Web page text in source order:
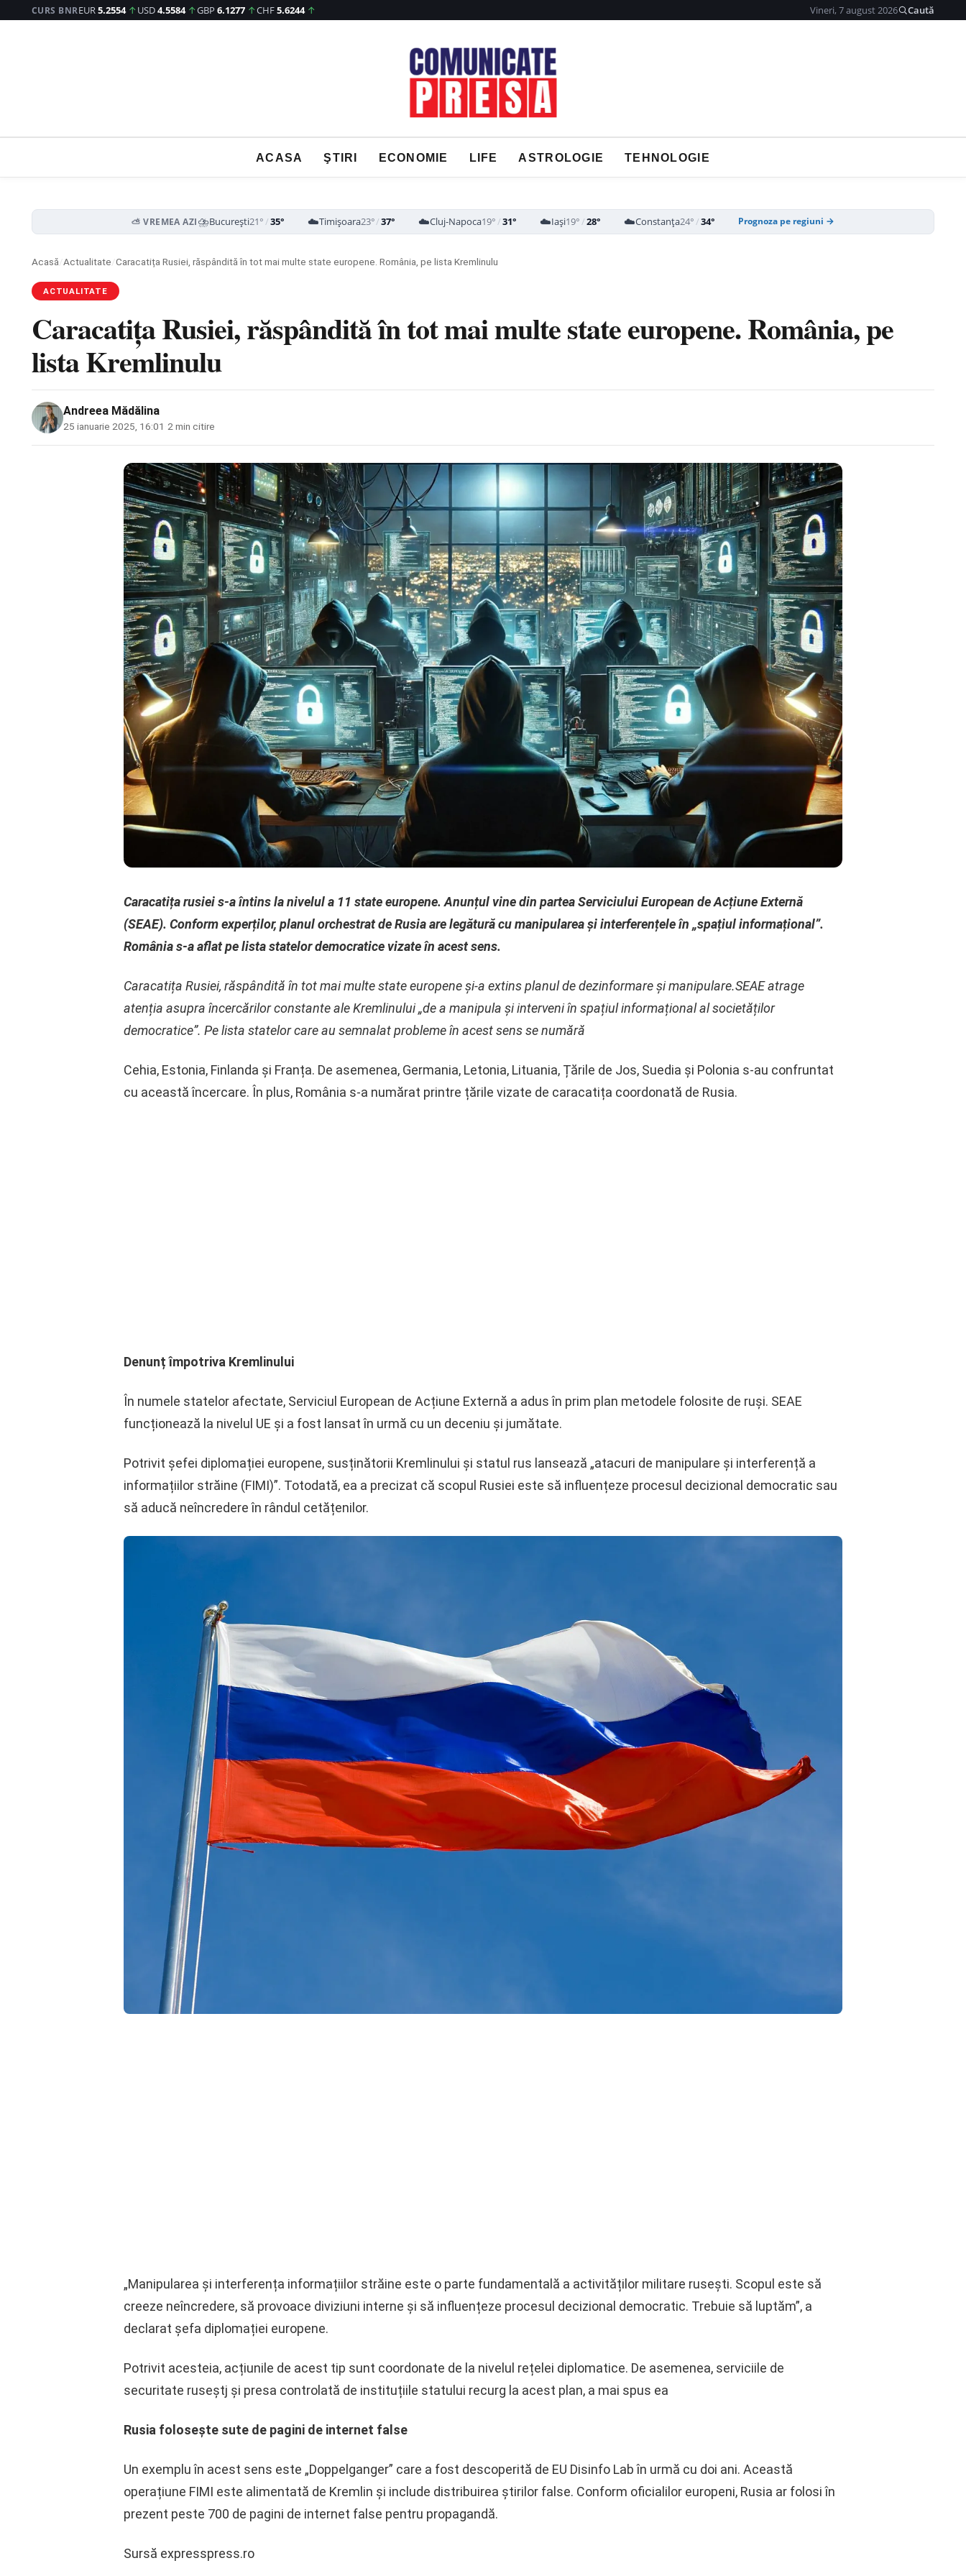
CURS BNR EUR5.2554 ↑USD4.5584 ↑GBP 6.1277 ↑CHF5.6244 ↑ Vineri, 7 august 2026 Caută
ACASA ŞTIRI ECONOMIE LIFE ASTROLOGIE TEHNOLOGIE
⛅ VREMEA AZI ⛈️București21°/35° ☁️Timișoara23°/37° ☁️Cluj-Napoca19°/31° ☁️Iași19°/28° ☁️Constanța24°/34° Prognoza pe regiuni →
Acasă/Actualitate/Caracatița Rusiei, răspândită în tot mai multe state europene. România, pe lista Kremlinulu
ACTUALITATE
Caracatița Rusiei, răspândită în tot mai multe state europene. România, pe
lista Kremlinulu
Andreea Mădălina
25 ianuarie 2025, 16:01 2 min citire
Caracatița rusiei s-a întins la nivelul a 11 state europene. Anunțul vine din partea Serviciului European de Acțiune Externă
(SEAE). Conform experților, planul orchestrat de Rusia are legătură cu manipularea și interferențele în „spațiul informațional”.
România s-a aflat pe lista statelor democratice vizate în acest sens.
Caracatița Rusiei, răspândită în tot mai multe state europene și-a extins planul de dezinformare și manipulare.SEAE atrage
atenția asupra încercărilor constante ale Kremlinului „de a manipula și interveni în spațiul informațional al societăților
democratice”. Pe lista statelor care au semnalat probleme în acest sens se numără
Cehia, Estonia, Finlanda și Franța. De asemenea, Germania, Letonia, Lituania, Țările de Jos, Suedia și Polonia s-au confruntat
cu această încercare. În plus, România s-a numărat printre țările vizate de caracatița coordonată de Rusia.
Denunț împotriva Kremlinului
În numele statelor afectate, Serviciul European de Acțiune Externă a adus în prim plan metodele folosite de ruși. SEAE
funcționează la nivelul UE și a fost lansat în urmă cu un deceniu și jumătate.
Potrivit șefei diplomației europene, susținătorii Kremlinului și statul rus lansează „atacuri de manipulare și interferență a
informațiilor străine (FIMI)”. Totodată, ea a precizat că scopul Rusiei este să influențeze procesul decizional democratic sau
să aducă neîncredere în rândul cetățenilor.
„Manipularea și interferența informațiilor străine este o parte fundamentală a activităților militare rusești. Scopul este să
creeze neîncredere, să provoace diviziuni interne și să influențeze procesul decizional democratic. Trebuie să luptăm”, a
declarat șefa diplomației europene.
Potrivit acesteia, acțiunile de acest tip sunt coordonate de la nivelul rețelei diplomatice. De asemenea, serviciile de
securitate ruseștj și presa controlată de instituțiile statului recurg la acest plan, a mai spus ea
Rusia folosește sute de pagini de internet false
Un exemplu în acest sens este „Doppelganger” care a fost descoperită de EU Disinfo Lab în urmă cu doi ani. Această
operațiune FIMI este alimentată de Kremlin și include distribuirea știrilor false. Conform oficialilor europeni, Rusia ar folosi în
prezent peste 700 de pagini de internet false pentru propagandă.
Sursă expresspress.ro